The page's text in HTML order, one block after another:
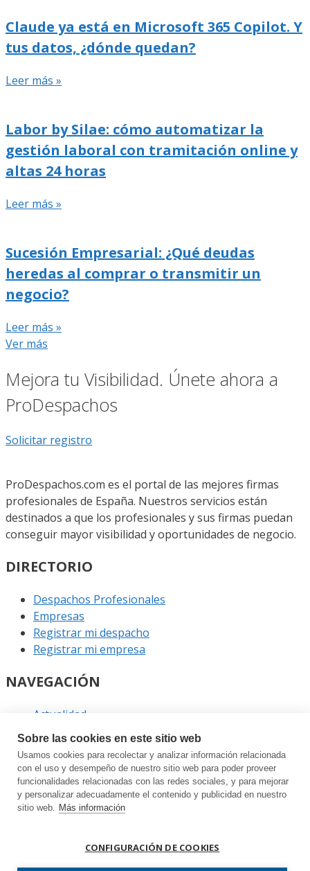
Claude ya está en Microsoft 365 Copilot. Y
tus datos, ¿dónde quedan?
Leer más »
Labor by Silae: cómo automatizar la
gestión laboral con tramitación online y
altas 24 horas
Leer más »
Sucesión Empresarial: ¿Qué deudas
heredas al comprar o transmitir un
negocio?
Leer más »
Ver más
Mejora tu Visibilidad. Únete ahora a
ProDespachos
Solicitar registro
ProDespachos.com es el portal de las mejores firmas
profesionales de España. Nuestros servicios están
destinados a que los profesionales y sus firmas puedan
conseguir mayor visibilidad y oportunidades de negocio.
DIRECTORIO
Despachos Profesionales
Empresas
Registrar mi despacho
Registrar mi empresa
NAVEGACIÓN
Actualidad
Podcast
Entrevistas
Eventos
ENLACES
Política de privacidad
Sobre las cookies en este sitio web
Usamos cookies para recolectar y analizar información relacionada
con el uso y desempeño de nuestro sitio web para poder proveer
funcionalidades relacionadas con las redes sociales, y para mejorar
y personalizar adecuadamente el contenido y publicidad en nuestro
sitio web. Más información
CONFIGURACIÓN DE COOKIES